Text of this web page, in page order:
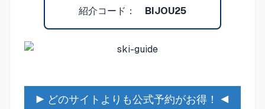
紹介コード： BIJOU25
▶ どのサイトよりも公式予約がお得！ ◀